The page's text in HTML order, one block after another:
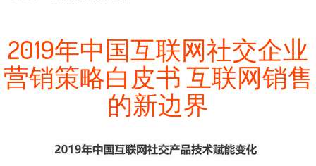
2019年中国互联网社交企业
营销策略白皮书 互联网销售
的新边界